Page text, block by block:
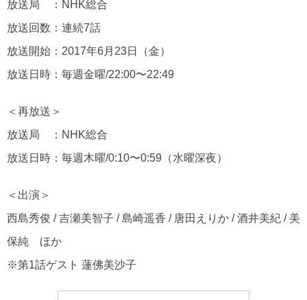
放送局 ：NHK総合
放送回数：連続7話
放送開始：2017年6月23日（金）
放送日時：毎週金曜/22:00〜22:49
＜再放送＞
放送局 ：NHK総合
放送日時：毎週木曜/0:10〜0:59（水曜深夜）
＜出演＞
西島秀俊 / 吉瀬美智子 / 島崎遥香 / 唐田えりか / 酒井美紀 / 美
保純 ほか
※第1話ゲスト 蓮佛美沙子